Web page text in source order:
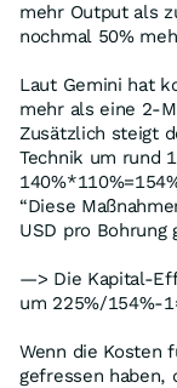
mehr Output als
nochmal 50%
Laut Gemini hat
mehr als eine 2-
Zusätzlich steigt
Technik um rund
“Diese
USD pro Bohrung
—> Die Kapital-
um 225%/154%-
Wenn die Kosten
gefressen haben,